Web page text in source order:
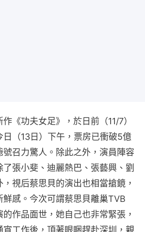
《功夫女足》，於日前（11/7）
日（13日）下午，票房已衝破5億
號召力驚人。除此之外，演員陣容
張小斐、迪麗熱巴、張藝興、劉
視后蔡思貝的演出也相當搶鏡，
鮮感。今次可謂蔡思貝離巢TVB
作品面世，她自己也非常緊張，
宵工作後，頂著眼睏趕赴深圳，親